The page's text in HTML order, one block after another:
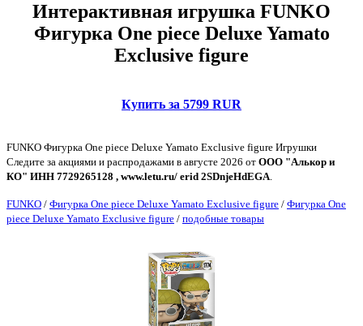
Интерактивная игрушка FUNKO
Фигурка One piece Deluxe Yamato
Exclusive figure
Купить за 5799 RUR
FUNKO Фигурка One piece Deluxe Yamato Exclusive figure Игрушки
Следите за акциями и распродажами в августе 2026 от ООО "Алькор и
КО" ИНН 7729265128 , www.letu.ru/ erid 2SDnjeHdEGA.
FUNKO / Фигурка One piece Deluxe Yamato Exclusive figure / Фигурка One
piece Deluxe Yamato Exclusive figure / подобные товары